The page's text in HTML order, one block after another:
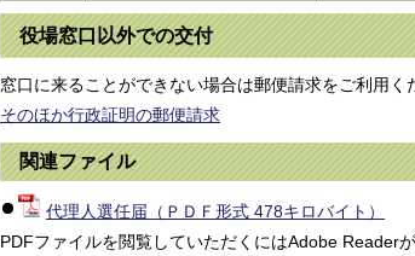
役場窓口以外での交付
窓口に来ることができない場合は郵便請求をご利用く
そのほか行政証明の郵便請求
関連ファイル
代理人選任届（ＰＤＦ形式 478キロバイト）
PDFファイルを閲覧していただくにはAdobe Readerが